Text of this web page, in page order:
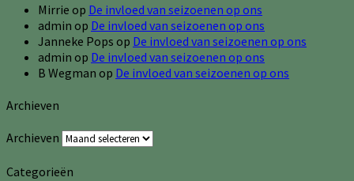
Mirrie op De invloed van seizoenen op ons
admin op De invloed van seizoenen op ons
Janneke Pops op De invloed van seizoenen op ons
admin op De invloed van seizoenen op ons
B Wegman op De invloed van seizoenen op ons
Archieven
Archieven
Categorieën